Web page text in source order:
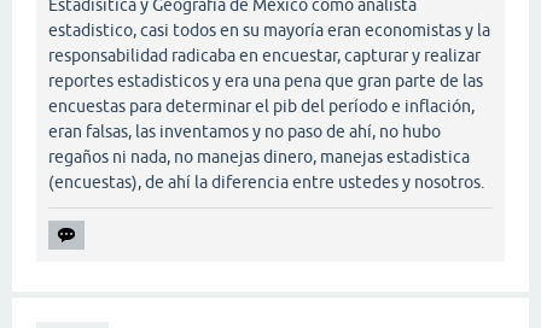
Estadisitica y Geografía de México como analista
estadistico, casi todos en su mayoría eran economistas y la
responsabilidad radicaba en encuestar, capturar y realizar
reportes estadisticos y era una pena que gran parte de las
encuestas para determinar el pib del período e inflación,
eran falsas, las inventamos y no paso de ahí, no hubo
regaños ni nada, no manejas dinero, manejas estadistica
(encuestas), de ahí la diferencia entre ustedes y nosotros.